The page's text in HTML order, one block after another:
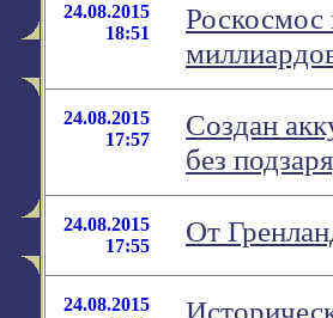
24.08.2015
18:51
Роскосмос
24.08.2015
17:57
Создан
без
24.08.2015
17:55
От
24.08.2015